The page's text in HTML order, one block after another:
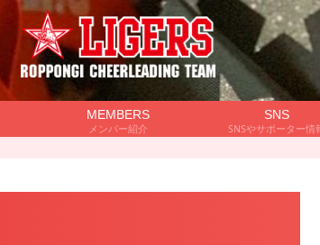
MEMBERS
メンバー紹介
SNS
SNSやサポーター情